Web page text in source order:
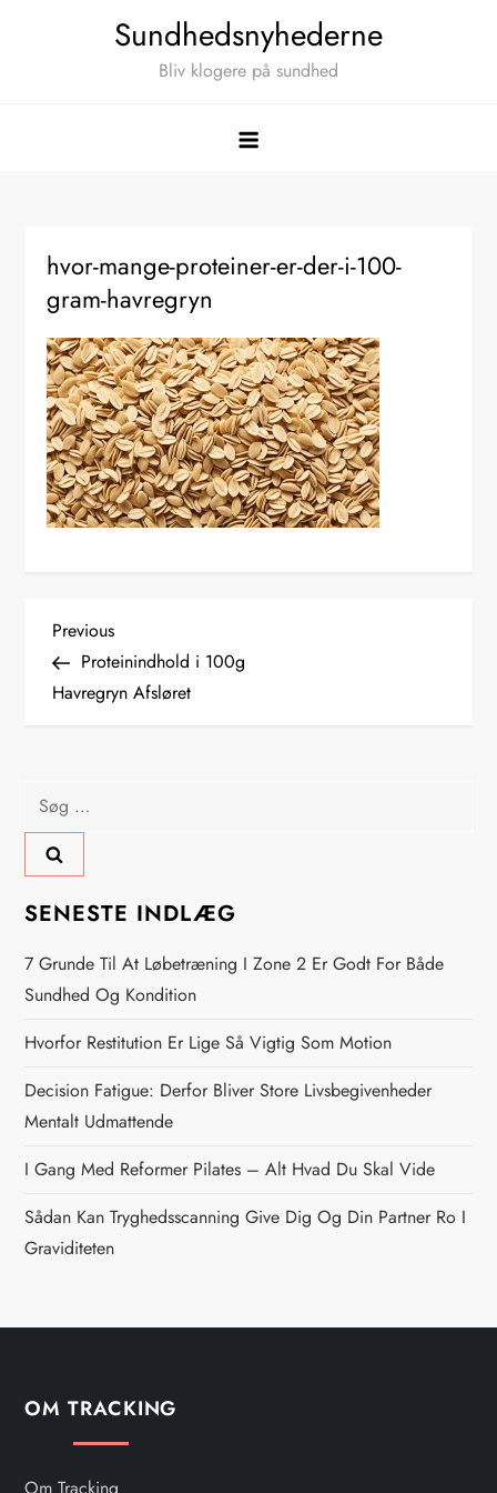
Sundhedsnyhederne
Bliv klogere på sundhed
hvor-mange-proteiner-er-der-i-100-
gram-havregryn
I
n
l
æ
g
s
n
a
v
i
g
a
t
o
n
Previous
Post
Previous
Proteinindhold i 100g
Havregryn Afsløret
Søg
efter:
SENESTE INDLÆG
7 Grunde Til At Løbetræning I Zone 2 Er Godt For Både
Sundhed Og Kondition
Hvorfor Restitution Er Lige Så Vigtig Som Motion
Decision Fatigue: Derfor Bliver Store Livsbegivenheder
Mentalt Udmattende
I Gang Med Reformer Pilates – Alt Hvad Du Skal Vide
Sådan Kan Tryghedsscanning Give Dig Og Din Partner Ro I
Graviditeten
OM TRACKING